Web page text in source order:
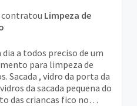
contratou Limpeza de
dia a todos preciso de um
para limpeza de
Sacada , vidro da porta da
da sacada pequena do
das crianças fico no